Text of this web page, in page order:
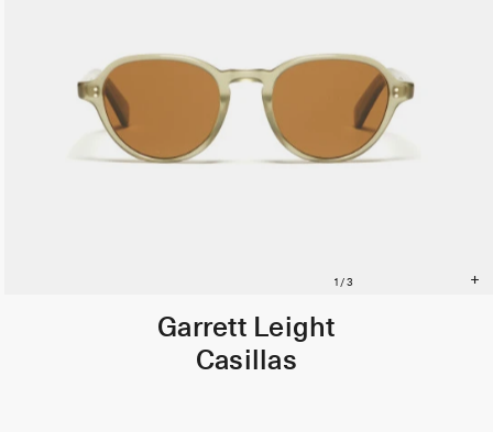
Garrett Leight
Casillas